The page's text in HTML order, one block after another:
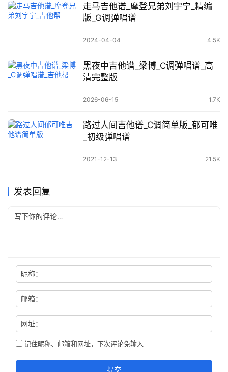
走马吉他谱_摩登兄弟刘宇宁_精编
版_G调弹唱谱
2024-04-04 4.5K
黑夜中吉他谱_梁博_C调弹唱谱_高
清完整版
2026-06-15 1.7K
路过人间吉他谱_C调简单版_郁可唯
_初级弹唱谱
2021-12-13 21.5K
发表回复
昵称：
邮箱：
网址：
记住昵称、邮箱和网址，下次评论免输入
提交